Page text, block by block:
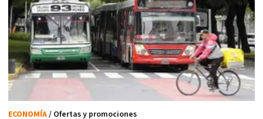
ECONOMÍA/ Ofertas y promociones